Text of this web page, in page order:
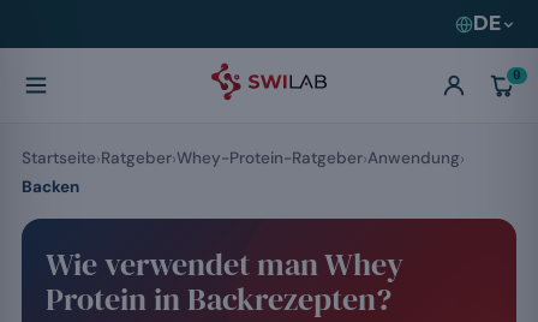
DE
0
Wie verwendet man Whey
Protein in Backrezepten?
Startseite Ratgeber Whey-Protein-Ratgeber Anwendung
Backen